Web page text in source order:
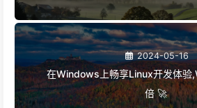
2024-05-16
在Windows上畅享Linux开发体验
倍 🚀